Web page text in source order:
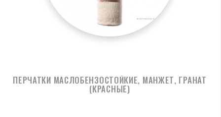
ПЕРЧАТКИ МАСЛОБЕНЗОСТОЙКИЕ, МАНЖЕТ, ГРАНАТ
(КРАСНЫЕ)